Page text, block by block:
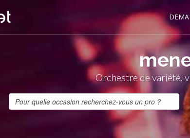
Orchestre de variété,